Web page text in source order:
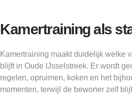
Kamertraining als
Kamertraining maakt duidelijk welke
blijft in Oude IJsselstreek. Er wordt
regelen, opruimen, koken en het
momenten, terwijl de bewoner zelf